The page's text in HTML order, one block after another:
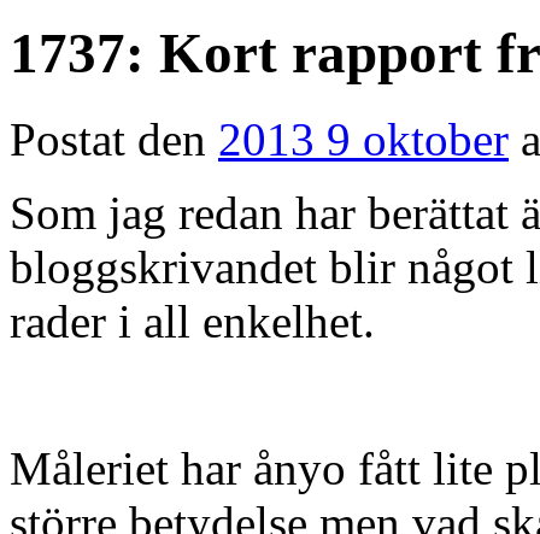
1737: Kort rapport
Postat den 2013 9 oktober
Som jag redan har berättat
bloggskrivandet blir något
rader i all enkelhet.
Måleriet har ånyo fått lite
större betydelse men vad